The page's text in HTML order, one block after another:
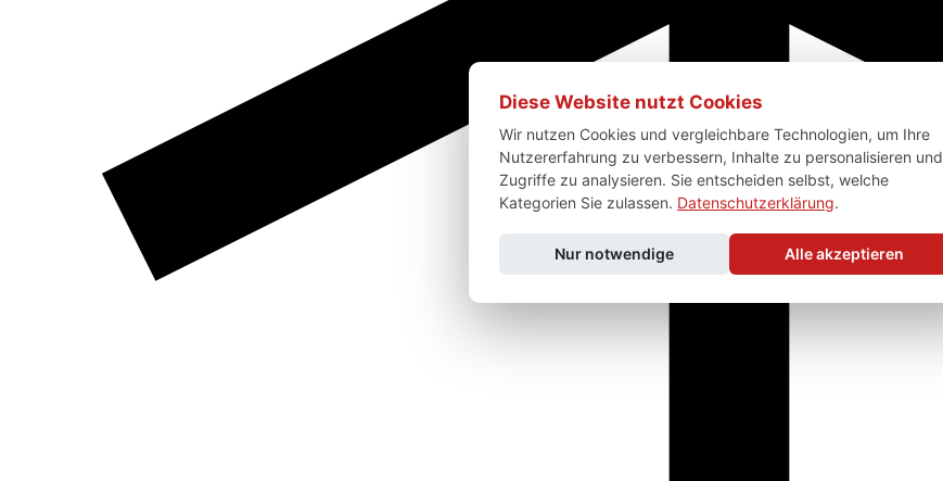
Diese Website nutzt Cookies
Wir nutzen Cookies und vergleichbare Technologien, um Ihre
Nutzererfahrung zu verbessern, Inhalte zu personalisieren und
Zugriffe zu analysieren. Sie entscheiden selbst, welche
Kategorien Sie zulassen. Datenschutzerklärung.
Nur notwendige Alle akzeptieren